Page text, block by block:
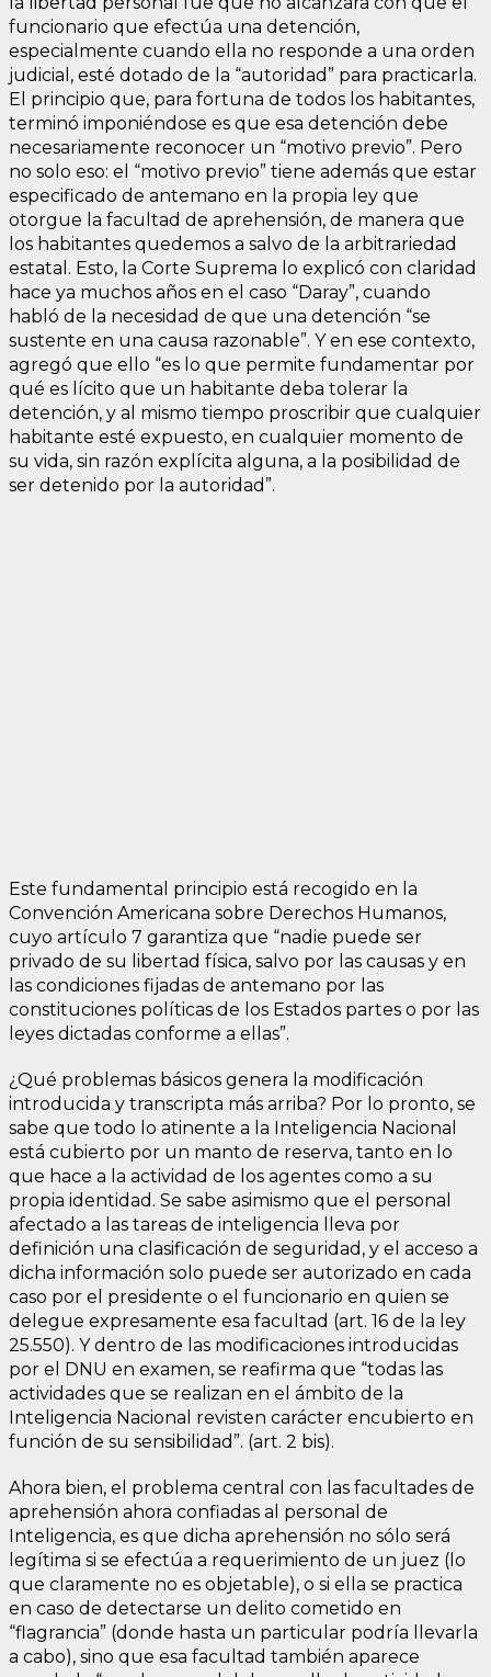
funcionario que efectúa una detención,
especialmente cuando ella no responde a una orden
judicial, esté dotado de la “autoridad” para practicarla.
El principio que, para fortuna de todos los habitantes,
terminó imponiéndose es que esa detención debe
necesariamente reconocer un “motivo previo”. Pero
no solo eso: el “motivo previo” tiene además que estar
especificado de antemano en la propia ley que
otorgue la facultad de aprehensión, de manera que
los habitantes quedemos a salvo de la arbitrariedad
estatal. Esto, la Corte Suprema lo explicó con claridad
hace ya muchos años en el caso “Daray”, cuando
habló de la necesidad de que una detención “se
sustente en una causa razonable”. Y en ese contexto,
agregó que ello “es lo que permite fundamentar por
qué es lícito que un habitante deba tolerar la
detención, y al mismo tiempo proscribir que cualquier
habitante esté expuesto, en cualquier momento de
su vida, sin razón explícita alguna, a la posibilidad de
ser detenido por la autoridad”.
Este fundamental principio está recogido en la
Convención Americana sobre Derechos Humanos,
cuyo artículo 7 garantiza que “nadie puede ser
privado de su libertad física, salvo por las causas y en
las condiciones fijadas de antemano por las
constituciones políticas de los Estados partes o por las
leyes dictadas conforme a ellas”.
¿Qué problemas básicos genera la modificación
introducida y transcripta más arriba? Por lo pronto, se
sabe que todo lo atinente a la Inteligencia Nacional
está cubierto por un manto de reserva, tanto en lo
que hace a la actividad de los agentes como a su
propia identidad. Se sabe asimismo que el personal
afectado a las tareas de inteligencia lleva por
definición una clasificación de seguridad, y el acceso a
dicha información solo puede ser autorizado en cada
caso por el presidente o el funcionario en quien se
delegue expresamente esa facultad (art. 16 de la ley
25.550). Y dentro de las modificaciones introducidas
por el DNU en examen, se reafirma que “todas las
actividades que se realizan en el ámbito de la
Inteligencia Nacional revisten carácter encubierto en
función de su sensibilidad”. (art. 2 bis).
Ahora bien, el problema central con las facultades de
aprehensión ahora confiadas al personal de
Inteligencia, es que dicha aprehensión no sólo será
legítima si se efectúa a requerimiento de un juez (lo
que claramente no es objetable), o si ella se practica
en caso de detectarse un delito cometido en
“flagrancia” (donde hasta un particular podría llevarla
a cabo), sino que esa facultad también aparece